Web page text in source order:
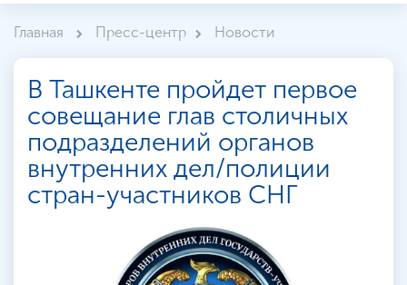
Главная Пресс-центр Новости
В Ташкенте пройдет первое
совещание глав столичных
подразделений органов
внутренних дел/полиции
стран-участников СНГ